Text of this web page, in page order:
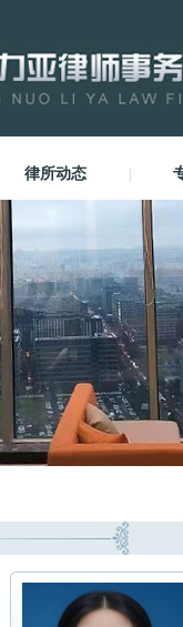
律所动态